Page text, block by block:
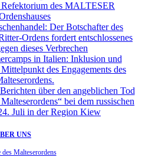
des MALTESER
Der Botschafter des
Ordens fordert entschlossenes
dieses Verbrechen
in Italien: Inklusion und
des Engagements des
über den angeblichen Tod
bei dem russischen
Juli in der Region Kiew
UNS
des Malteserordens